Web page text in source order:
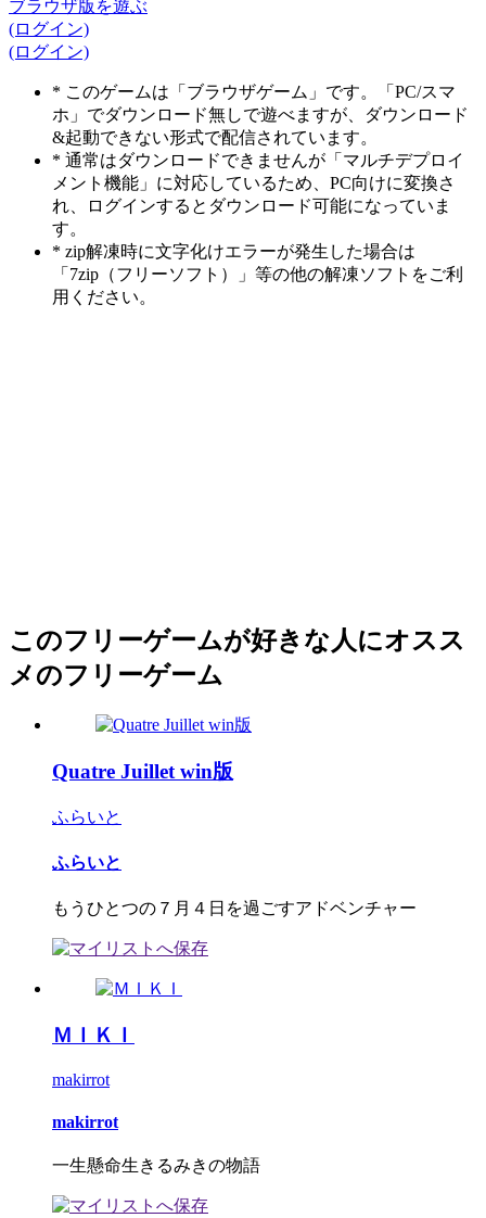
ブラウザ版を遊ぶ
(ログイン)
(ログイン)
* このゲームは「ブラウザゲーム」です。「PC/スマ
ホ」でダウンロード無しで遊べますが、ダウンロード
&起動できない形式で配信されています。
* 通常はダウンロードできませんが「マルチデプロイ
メント機能」に対応しているため、PC向けに変換さ
れ、ログインするとダウンロード可能になっていま
す。
* zip解凍時に文字化けエラーが発生した場合は
「7zip（フリーソフト）」等の他の解凍ソフトをご利
用ください。
このフリーゲームが好きな人にオスス
メのフリーゲーム
Quatre Juillet win版
ふらいと
ふらいと
もうひとつの７月４日を過ごすアドベンチャー
ＭＩＫＩ
makirrot
makirrot
一生懸命生きるみきの物語